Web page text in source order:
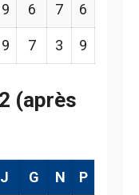
6 7 6
7 3 9
(après
J G N P